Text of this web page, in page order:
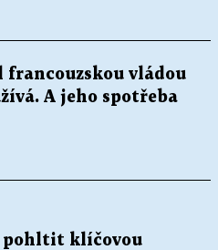
vládou
A jeho spotřeba
pohltit klíčovou